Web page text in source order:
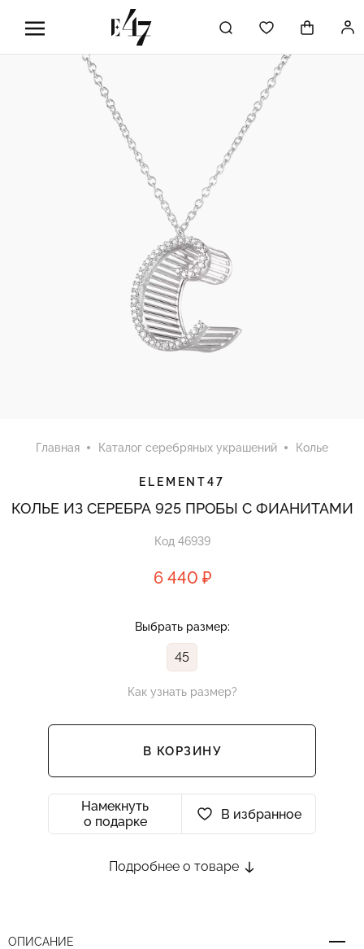
Главная Каталог серебряных украшений Колье
ELEMENT47
КОЛЬЕ ИЗ СЕРЕБРА 925 ПРОБЫ С ФИАНИТАМИ
Код 46939
6 440 ₽
Выбрать размер:
45
Как узнать размер?
В КОРЗИНУ
Намекнуть
о подарке
В избранное
Подробнее о товаре
ОПИСАНИЕ